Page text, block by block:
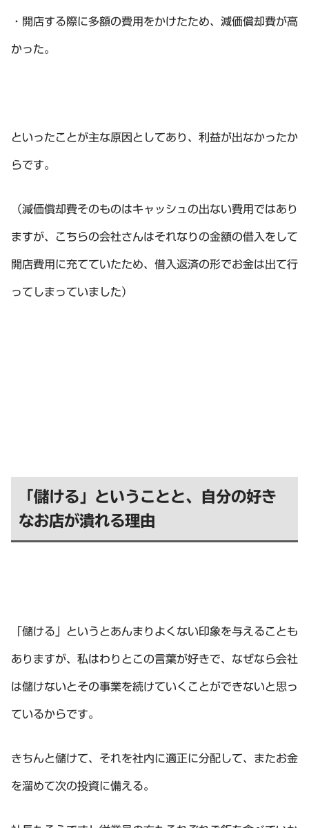
・開店する際に多額の費用をかけたため、減価償却費が高
かった。
といったことが主な原因としてあり、利益が出なかったか
らです。
（減価償却費そのものはキャッシュの出ない費用ではあり
ますが、こちらの会社さんはそれなりの金額の借入をして
開店費用に充てていたため、借入返済の形でお金は出て行
ってしまっていました）
「儲ける」ということと、自分の好き
なお店が潰れる理由
「儲ける」というとあんまりよくない印象を与えることも
ありますが、私はわりとこの言葉が好きで、なぜなら会社
は儲けないとその事業を続けていくことができないと思っ
ているからです。
きちんと儲けて、それを社内に適正に分配して、またお金
を溜めて次の投資に備える。